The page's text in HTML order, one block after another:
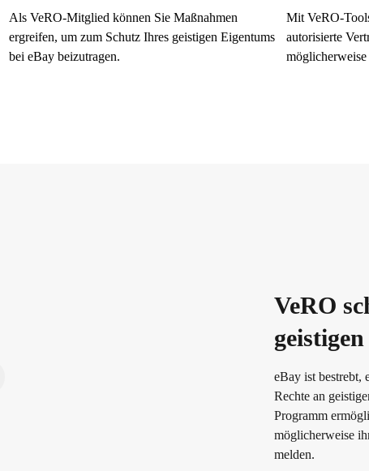
Als VeRO-Mitglied können Sie Maßnahmen
ergreifen, um zum Schutz Ihres geistigen Eigentums
bei eBay beizutragen.
Mit VeRO-
autorisierte
möglicherweise
VeRO
eBay ist bestrebt,
Rechte an
Programm
möglicherweise
melden.